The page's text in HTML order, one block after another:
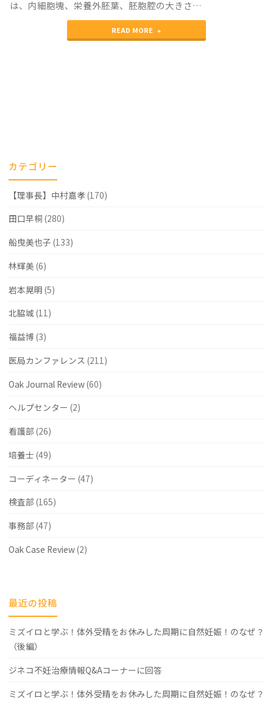
は、内細胞塊、栄養外胚葉、胚胞腔の大きさ…
READ MORE
"ASRM（ア
カテゴリー
【理事長】中村嘉孝(170)
田口早桐 (280)
船曳美也子 (133)
林輝美 (6)
岩本晃明 (5)
北脇城 (11)
福益博 (3)
医局カンファレンス (211)
Oak Journal Review(60)
ヘルプセンター (2)
看護部 (26)
培養士 (49)
コーディネーター (47)
検査部 (165)
事務部 (47)
Oak Case Review(2)
最近の投稿
ミズイロと学ぶ！体外受精をお休みした周期に自然妊娠！のなぜ？
（後編）
ジネコ不妊治療情報Q&Aコーナーに回答
ミズイロと学ぶ！体外受精をお休みした周期に自然妊娠！のなぜ？